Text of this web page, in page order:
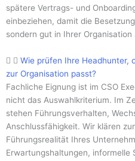
spätere Vertrags- und
einbeziehen, damit die
sondern gut in Ihrer Organisation
Wie prüfen Ihre Headhunter,
zur Organisation passt?
Fachliche Eignung ist im CSO
nicht das Auswahlkriterium. Im
stehen Führungsverhalten,
Anschlussfähigkeit. Wir klären
Führungsrealität Ihres
Erwartungshaltungen, informelle